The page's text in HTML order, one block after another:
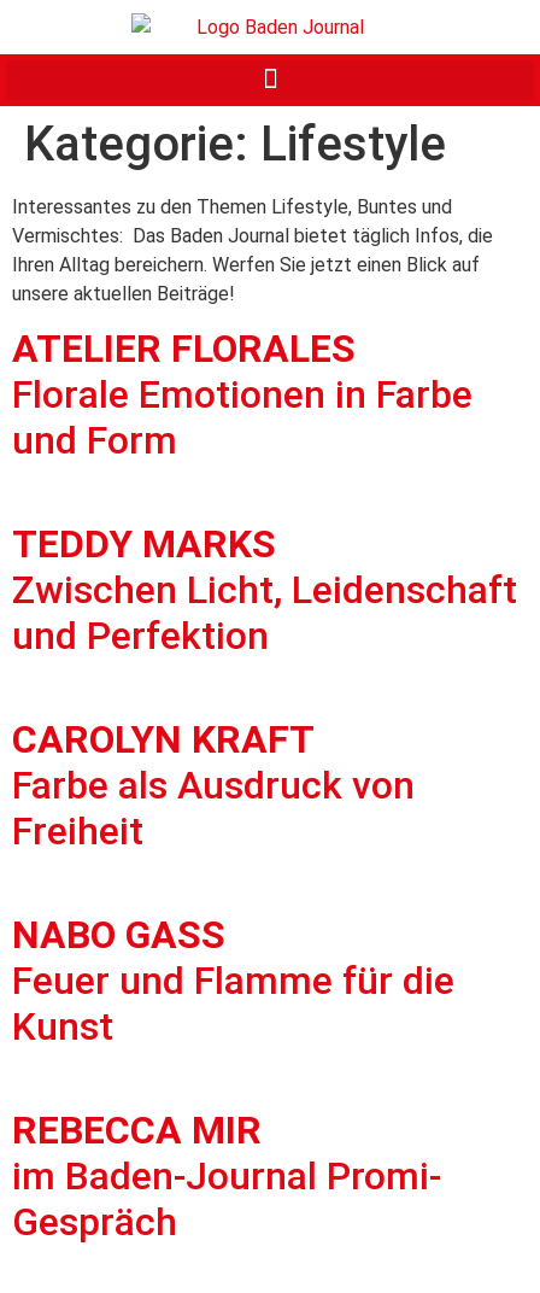
Kategorie: Lifestyle
Interessantes zu den Themen Lifestyle, Buntes und
Vermischtes: Das Baden Journal bietet täglich Infos, die
Ihren Alltag bereichern. Werfen Sie jetzt einen Blick auf
unsere aktuellen Beiträge!
ATELIER FLORALES
Florale Emotionen in Farbe
und Form
TEDDY MARKS
Zwischen Licht, Leidenschaft
und Perfektion
CAROLYN KRAFT
Farbe als Ausdruck von
Freiheit
NABO GASS
Feuer und Flamme für die
Kunst
REBECCA MIR
im Baden-Journal Promi-
Gespräch